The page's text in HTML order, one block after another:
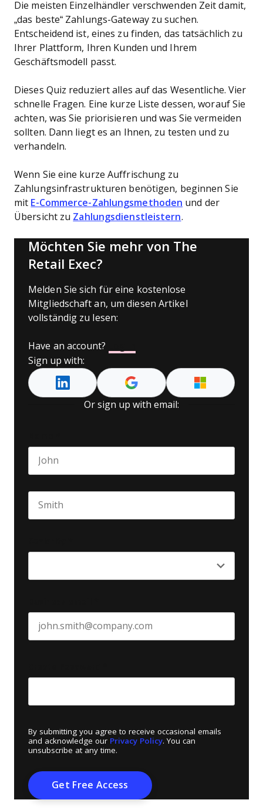
Die meisten Einzelhändler verschwenden Zeit damit,
„das beste“ Zahlungs-Gateway zu suchen.
Entscheidend ist, eines zu finden, das tatsächlich zu
Ihrer Plattform, Ihren Kunden und Ihrem
Geschäftsmodell passt.
Dieses Quiz reduziert alles auf das Wesentliche. Vier
schnelle Fragen. Eine kurze Liste dessen, worauf Sie
achten, was Sie priorisieren und was Sie vermeiden
sollten. Dann liegt es an Ihnen, zu testen und zu
verhandeln.
Wenn Sie eine kurze Auffrischung zu
Zahlungsinfrastrukturen benötigen, beginnen Sie
mit E-Commerce-Zahlungsmethoden und der
Übersicht zu Zahlungsdienstleistern.
Möchten Sie mehr von The
Retail Exec?
Melden Sie sich für eine kostenlose
Mitgliedschaft an, um diesen Artikel
vollständig zu lesen:
Have an account?
Sign up with:
Or sign up with email:
By submitting you agree to receive occasional emails
and acknowledge our Privacy Policy. You can
unsubscribe at any time.